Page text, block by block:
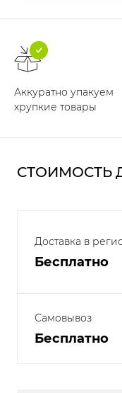
Аккуратно упакуем
хрупкие товары
СТОИМОСТЬ
Доставка в
Бесплатно
Самовывоз
Бесплатно